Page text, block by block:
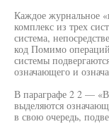
Каждое журнальное
комплекс из трех
система,
код Помимо
системы
означающего и
В параграфе 2 2 —
выделяются
в свою очередь,